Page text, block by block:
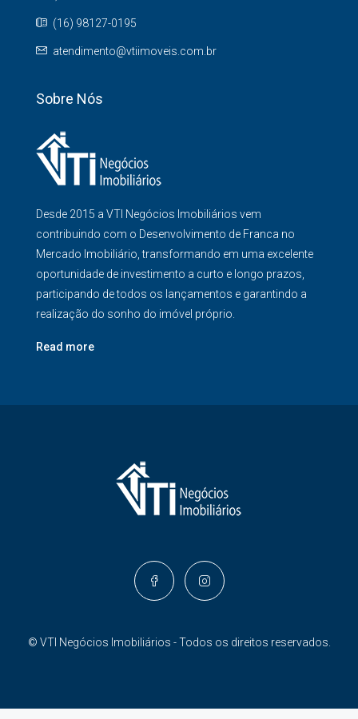
(16) 98127-0195
atendimento@vtiimoveis.com.br
Sobre Nós
Desde 2015 a VTI Negócios Imobiliários vem
contribuindo com o Desenvolvimento de Franca no
Mercado Imobiliário, transformando em uma excelente
oportunidade de investimento a curto e longo prazos,
participando de todos os lançamentos e garantindo a
realização do sonho do imóvel próprio.
Read more
© VTI Negócios Imobiliários - Todos os direitos reservados.